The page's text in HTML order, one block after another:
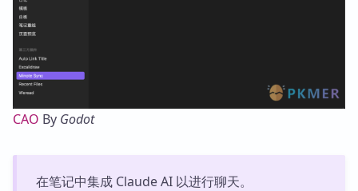
CAO By Godot
在笔记中集成 Claude AI 以进行聊天。